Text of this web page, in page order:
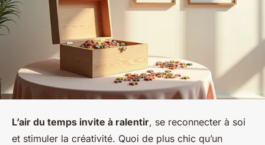
L’air du temps invite à ralentir, se reconnecter à soi
et stimuler la créativité. Quoi de plus chic qu’un